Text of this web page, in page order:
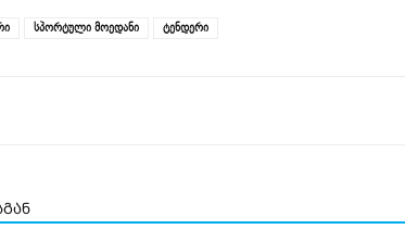
სპორტული მოედანი ტენდერი